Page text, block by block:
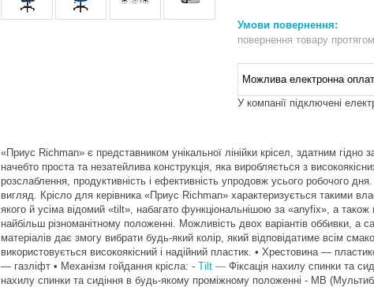
повернення товару
У компанії підключені
«Приус Richman» є представником унікальної лінійки крісел, здатним гідно
начебто проста та незатейлива конструкція, яка виробляється з
розслаблення, продуктивність і ефективність упродовж усього робочого
вигляд. Крісло для керівника «Приус Richman» характеризується такими
якого й усіма відомий «tilt», набагато функціональнішою за «anyfix», а
найбільш різноманітному положенні. Можливість двох варіантів оббивки,
матеріалів дає змогу вибрати будь-який колір, який відповідатиме всім
використовується високоякісний і надійний пластик. • Хрестовина —
— газліфт • Механізм гойдання крісла: - Tilt — Фіксація нахилу спинки та
нахилу спинки та сидіння в будь-якому проміжному положенні - МВ